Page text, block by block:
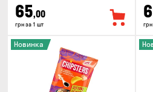
65,00
грн за 1 шт
Новинка